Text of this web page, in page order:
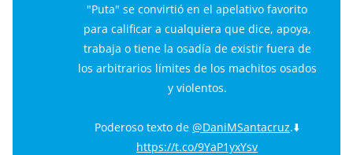
"Puta" se convirtió en el apelativo favorito
para calificar a cualquiera que dice, apoya,
trabaja o tiene la osadía de existir fuera de
los arbitrarios límites de los machitos osados
y violentos.
Poderoso texto de @DaniMSantacruz.⬇️
https://t.co/9YaP1yxYsv